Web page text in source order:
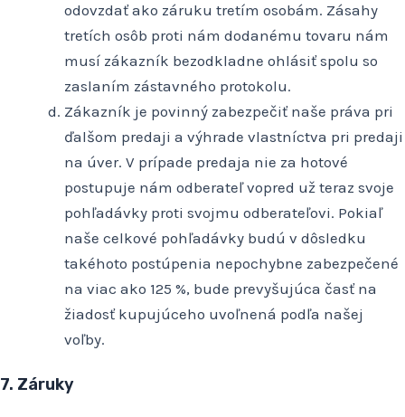
odovzdať ako záruku tretím osobám. Zásahy
tretích osôb proti nám dodanému tovaru nám
musí zákazník bezodkladne ohlásiť spolu so
zaslaním zástavného protokolu.
Zákazník je povinný zabezpečiť naše práva pri
ďalšom predaji a výhrade vlastníctva pri predaji
na úver. V prípade predaja nie za hotové
postupuje nám odberateľ vopred už teraz svoje
pohľadávky proti svojmu odberateľovi. Pokiaľ
naše celkové pohľadávky budú v dôsledku
takéhoto postúpenia nepochybne zabezpečené
na viac ako 125 %, bude prevyšujúca časť na
žiadosť kupujúceho uvoľnená podľa našej
voľby.
7. Záruky